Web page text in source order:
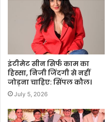
इंटीमेट सीन सिर्फ काम का
हिस्सा, निजी जिंदगी से नहीं
जोड़ना चाहिए: सिंपल कौल।
July 5, 2026